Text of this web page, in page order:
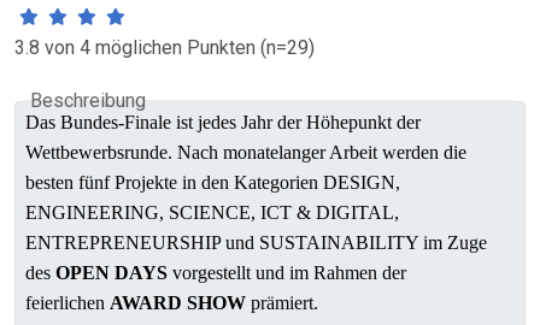
3.8 von 4 möglichen Punkten (n=29)
Beschreibung
Das Bundes-Finale ist jedes Jahr der Höhepunkt der
Wettbewerbsrunde. Nach monatelanger Arbeit werden die
besten fünf Projekte in den Kategorien DESIGN,
ENGINEERING, SCIENCE, ICT & DIGITAL,
ENTREPRENEURSHIP und SUSTAINABILITY im Zuge
des OPEN DAYS vorgestellt und im Rahmen der
feierlichen AWARD SHOW prämiert.